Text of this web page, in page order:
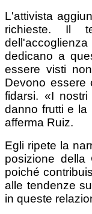
L'attivista
richieste. Il
dell'accoglienza
dedicano a
essere visti
Devono essere
fidarsi. «I
danno frutti e la
afferma Ruiz.
Egli ripete la
posizione della
poiché
alle tendenze
in queste